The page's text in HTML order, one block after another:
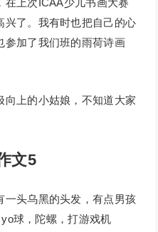
在上次ICAA少儿书画大赛
兴了。我有时也把自己的心
参加了我们班的雨荷诗画
上的小姑娘，不知道大家
文5
头乌黑的头发，有点男孩
球，陀螺，打游戏机